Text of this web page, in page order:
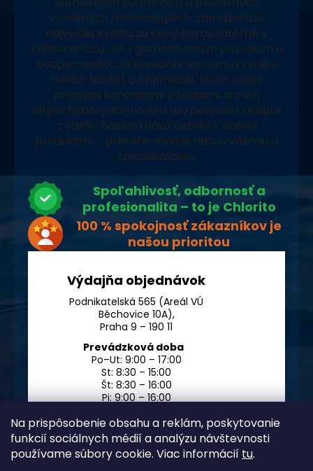
Na prispôsobenie obsahu a reklám, poskytovanie
funkcií sociálnych médií a analýzu návštevnosti
používame súbory cookie. Viac informácií tu.
výrobných technológiách, zabezpečujú
najvyššiu kvalitu za ceny porovnateľné s
konkurenciou, no s garantovaným pôvodom a
bezpečnosťou. Presvedčte sa sami o kvalite
našich tabliet a chemikálií, ktoré prešli
prísnymi kontrolami a testami, a o ich
nepochybnej účinnosti a bezpečnosti. Urobte
z vášho bazéna oázu čistoty s našimi
produktmi – pretože voda je našou vášňou a
špecializáciou.
Spoľahlivosť, odbornosť a
profesionalita – to je Chlorito
100 % spokojnosť zákazníkov je
našou prioritou
Výdajňa objednávok
Podnikatelská 565 (Areál VÚ
Běchovice 10A),
Praha 9 – 190 11
Prevádzková doba
Po–Ut: 9:00 – 17:00
St: 8:30 – 15:00
Št: 8:30 – 16:00
Pi: 9:00 – 16:00